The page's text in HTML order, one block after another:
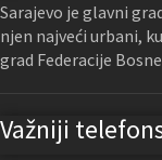
Sarajevo je glavni
njen najveći urbani,
grad Federacije
Važniji